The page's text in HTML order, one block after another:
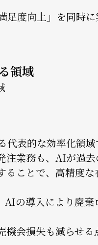
度向上」を同時に
領域
表的な効率化領域
業務も、AIが過
ことで、高精度な
の導入により廃
会損失も減らせ